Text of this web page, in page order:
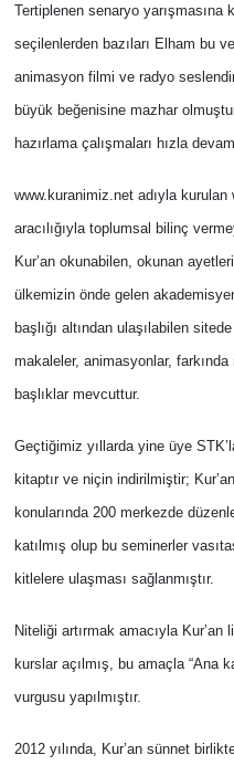
Tertiplenen senaryo yarışmasına
seçilenlerden bazıları Elham bu
animasyon filmi ve radyo
büyük beğenisine mazhar
hazırlama çalışmaları hızla
www.kuranimiz.net adıyla
aracılığıyla toplumsal bilinç
Kur’an okunabilen, okunan
ülkemizin önde gelen
başlığı altından ulaşılabilen
makaleler, animasyonlar,
başlıklar mevcuttur.
Geçtiğimiz yıllarda yine üye
kitaptır ve niçin indirilmiştir;
konularında 200 merkezde
katılmış olup bu seminerler
kitlelere ulaşması sağlanmıştır.
Niteliği artırmak amacıyla Kur’an
kurslar açılmış, bu amaçla “Ana
vurgusu yapılmıştır.
2012 yılında, Kur’an sünnet